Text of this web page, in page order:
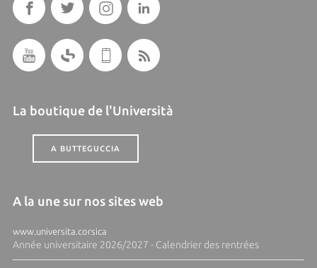
La boutique de l'Università
A BUTTEGUCCIA
A la une sur nos sites web
www.universita.corsica
Année universitaire 2026/2027 - Calendrier des rentrées